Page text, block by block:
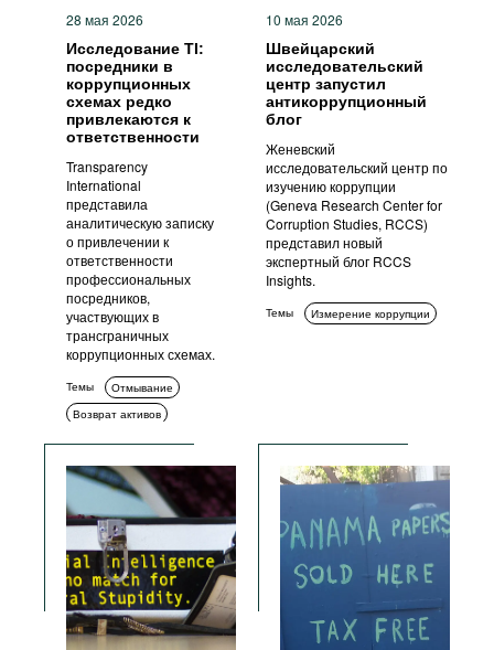
28 мая 2026
Исследование TI:
посредники в
коррупционных
схемах редко
привлекаются к
ответственности
Transparency
International
представила
аналитическую записку
о привлечении к
ответственности
профессиональных
посредников,
участвующих в
трансграничных
коррупционных схемах.
Темы
Отмывание
Возврат активов
10 мая 2026
Швейцарский
исследовательский
центр запустил
антикоррупционный
блог
Женевский
исследовательский центр по
изучению коррупции
(Geneva Research Center for
Corruption Studies, RCCS)
представил новый
экспертный блог RCCS
Insights.
Темы Измерение коррупции